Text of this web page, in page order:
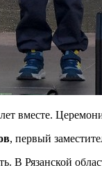
вместе.
, первый
В Рязанской